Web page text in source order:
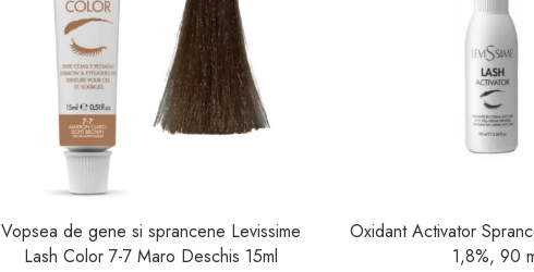
Vopsea de gene si sprancene Levissime
Lash Color 7-7 Maro Deschis 15ml
Oxidant Activator
1,8%, 90